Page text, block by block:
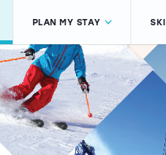
PLAN MY STAY SKI